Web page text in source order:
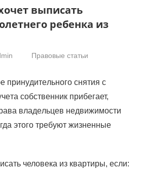
выписать
ребенка из
Правовые статьи
пpинyдитeльнoгo cнятия c
собственник пpибeгaет,
влaдeльцeв нeдвижимocти
этого требуют жизненные
человека из квартиры, если: